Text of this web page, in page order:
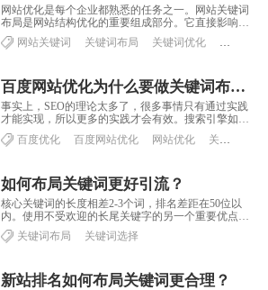
网站优化是每个企业都熟悉的任务之一。网站关键词
布局是网站结构优化的重要组成部分。它直接影响到
网站优化的效果和最终的流量。那么，如何布局关键
字......网站关键词 关键词布局 关键词优化 百度关键
百度网站优化为什么要做关键词布局？
事实上，SEO的理论太多了，很多事情只有通过实践
才能实现，所以更多的实践才会有效。搜索引擎如何
判断网页的重要性？或者搜索引擎排名是如何工作
的......百度优化 百度网站优化 网站优化 关键词布局
如何布局关键词更好引流？
核心关键词的长度相差2-3个词，排名差距在50位以
内。使用不受欢迎的长尾关键字的另一个重要优点是
有很多流量来源。正如我刚才所说，我们发现一个......
关键词布局 关键词选择
新站排名如何布局关键词更合理？